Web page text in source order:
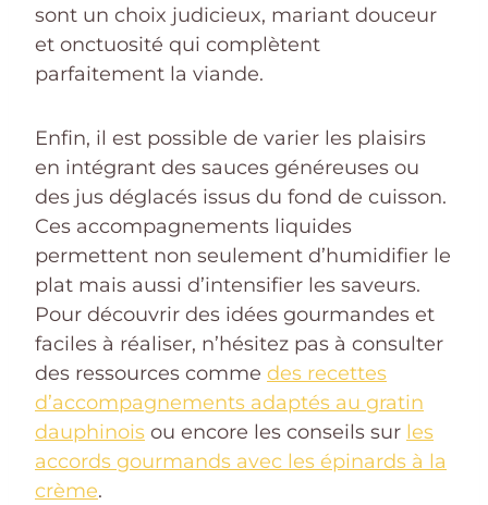
sont un choix judicieux, mariant douceur
et onctuosité qui complètent
parfaitement la viande.
Enfin, il est possible de varier les plaisirs
en intégrant des sauces généreuses ou
des jus déglacés issus du fond de cuisson.
Ces accompagnements liquides
permettent non seulement d’humidifier le
plat mais aussi d’intensifier les saveurs.
Pour découvrir des idées gourmandes et
faciles à réaliser, n’hésitez pas à consulter
des ressources comme des recettes
d’accompagnements adaptés au gratin
dauphinois ou encore les conseils sur les
accords gourmands avec les épinards à la
crème.